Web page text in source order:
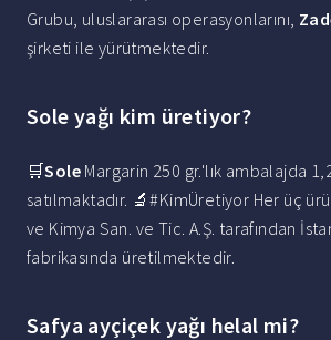
Grubu, uluslararası operasyonlarını,
şirketi ile yürütmektedir.
Sole yağı kim üretiyor?
🛒Sole Margarin 250 gr.'lık ambalajda
satılmaktadır. 🔬#KimÜretiyor Her üç
ve Kimya San. ve Tic. A.Ş. tarafından
fabrikasında üretilmektedir.
Safya ayçiçek yağı helal mi?